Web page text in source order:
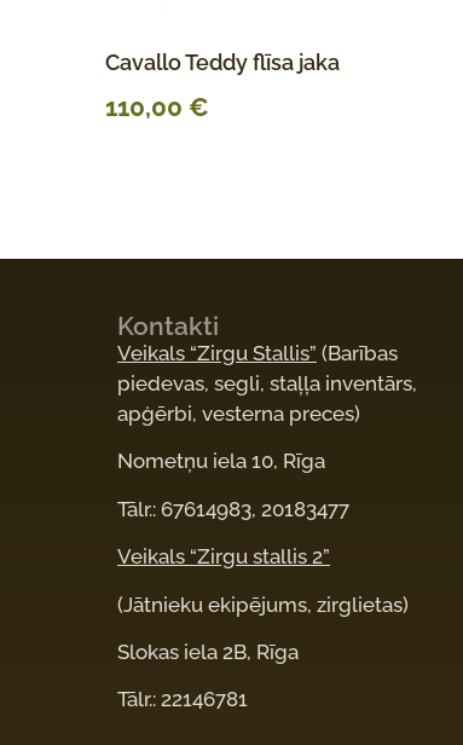
Cavallo Teddy flīsa jaka
110,00 €
Kontakti
Veikals “Zirgu Stallis” (Barības
piedevas, segli, staļļa inventārs,
apģērbi, vesterna preces)
Nometņu iela 10, Rīga
Tālr.: 67614983, 20183477
Veikals “Zirgu stallis 2”
(Jātnieku ekipējums, zirglietas)
Slokas iela 2B, Rīga
Tālr.: 22146781